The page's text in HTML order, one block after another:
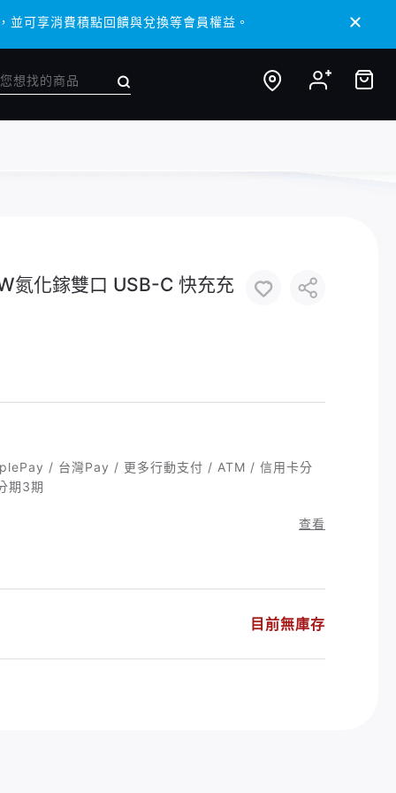
可享消費積點回饋與兌換等會員權益。
可享消費積點回饋與兌換等會員權益。
氮化鎵雙口 USB-C 快充充
/ 台灣Pay / 更多行動支付 / ATM / 信用卡分
期3期
查看
目前無庫存